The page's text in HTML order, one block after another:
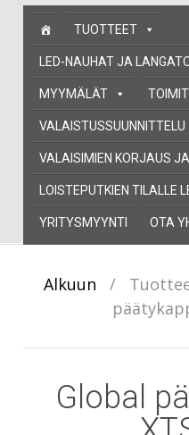
Skip
content
TUOTTEET
LED-NAUHAT JA
MYYMÄLÄT
VALAISTUSSUUNNITTELU
VALAISIMIEN KORJAUS
LOISTEPUTKIEN TILALLE
YRITYSMYYNTI OTA
Alkuun /
Global